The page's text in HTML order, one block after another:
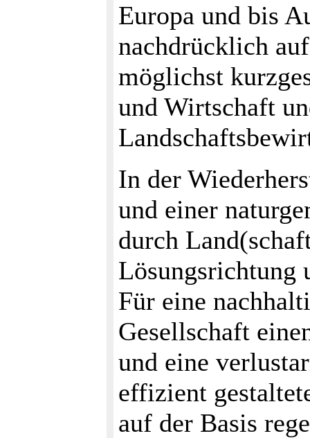
Europa und bis
nachdrücklich
möglichst
und Wirtschaft
In der
und einer
durch
Lösungsrichtung
Für eine
Gesellschaft
und eine
effizient
auf der Basis